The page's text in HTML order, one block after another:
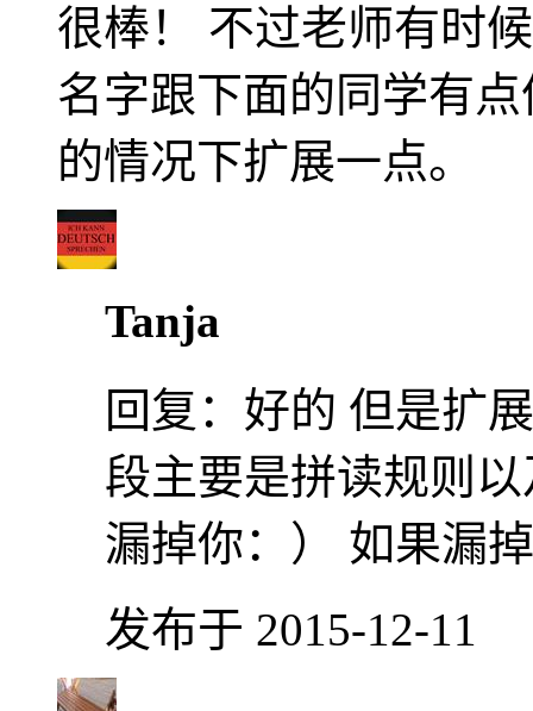
很棒！ 不过老师有时
名字跟下面的同学有
的情况下扩展一点。
Tanja
回复： 好的 但是扩
段主要是拼读规则
漏掉你：） 如果漏
发布于 2015-12-11